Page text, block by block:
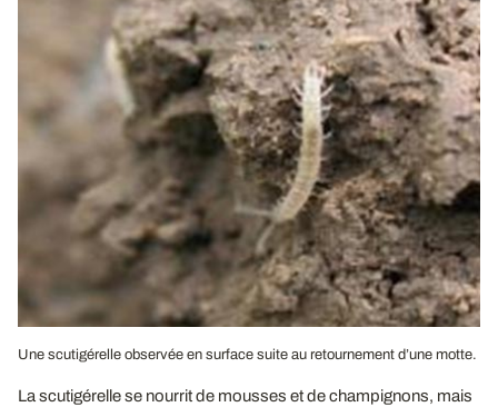
Une scutigérelle observée en surface suite au retournement d’une motte.
La scutigérelle se nourrit de mousses et de champignons, mais